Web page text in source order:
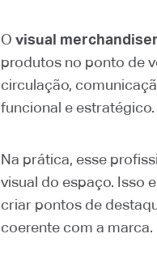
O visual merchandiser
produtos no ponto de
circulação,
funcional e estratégico.
Na prática, esse
visual do espaço. Isso
criar pontos de
coerente com a marca.